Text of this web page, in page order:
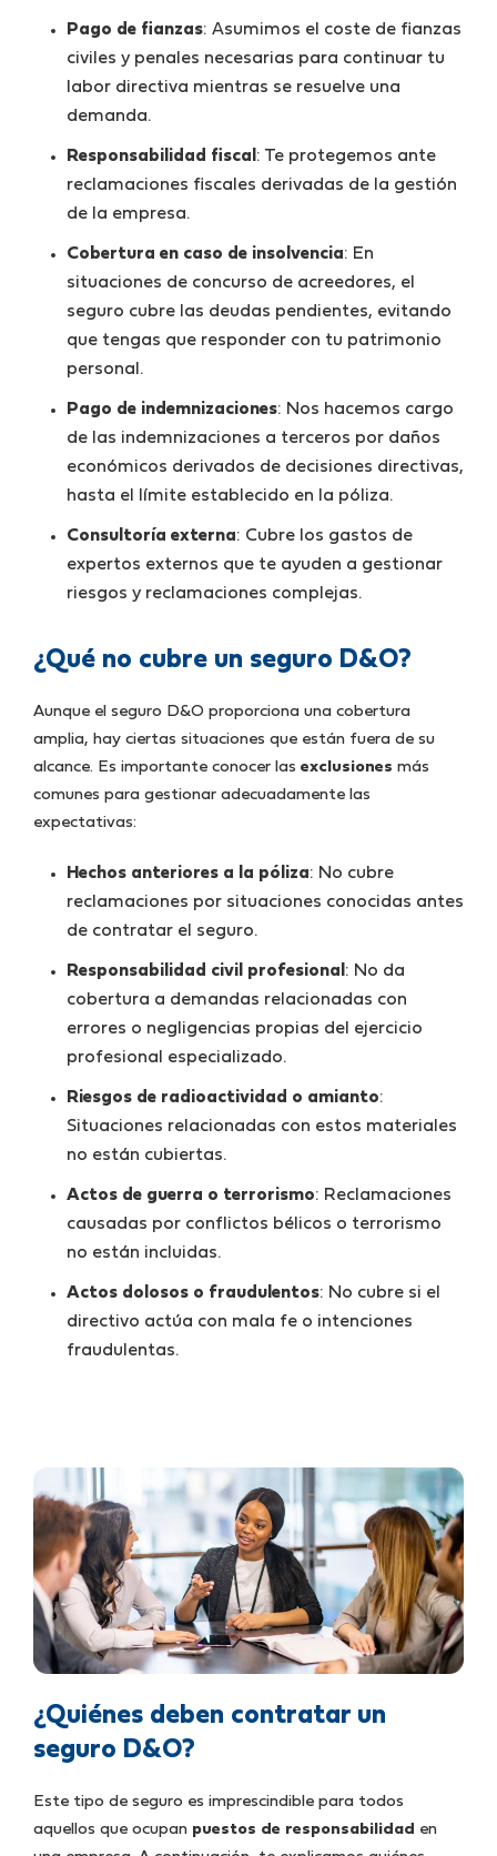
Pago de fianzas: Asumimos el coste de fianzas
civiles y penales necesarias para continuar tu
labor directiva mientras se resuelve una
demanda.
Responsabilidad fiscal : Te protegemos ante
reclamaciones fiscales derivadas de la gestión
de la empresa.
Cobertura en caso de insolvencia: En
situaciones de concurso de acreedores, el
seguro cubre las deudas pendientes, evitando
que tengas que responder con tu patrimonio
personal.
Pago de indemnizaciones: Nos hacemos cargo
de las indemnizaciones a terceros por daños
económicos derivados de decisiones directivas,
hasta el límite establecido en la póliza.
Consultoría externa: Cubre los gastos de
expertos externos que te ayuden a gestionar
riesgos y reclamaciones complejas.
¿Qué no cubre un seguro D&O?
Aunque el seguro D&O proporciona una cobertura
amplia, hay ciertas situaciones que están fuera de su
alcance. Es importante conocer las exclusiones más
comunes para gestionar adecuadamente las
expectativas:
Hechos anteriores a la póliza: No cubre
reclamaciones por situaciones conocidas antes
de contratar el seguro.
Responsabilidad civil profesional : No da
cobertura a demandas relacionadas con
errores o negligencias propias del ejercicio
profesional especializado.
Riesgos de radioactividad o amianto:
Situaciones relacionadas con estos materiales
no están cubiertas.
Actos de guerra o terrorismo: Reclamaciones
causadas por conflictos bélicos o terrorismo
no están incluidas.
Actos dolosos o fraudulentos: No cubre si el
directivo actúa con mala fe o intenciones
fraudulentas.
¿Quiénes deben contratar un
seguro D&O?
Este tipo de seguro es imprescindible para todos
aquellos que ocupan puestos de responsabilidad
en